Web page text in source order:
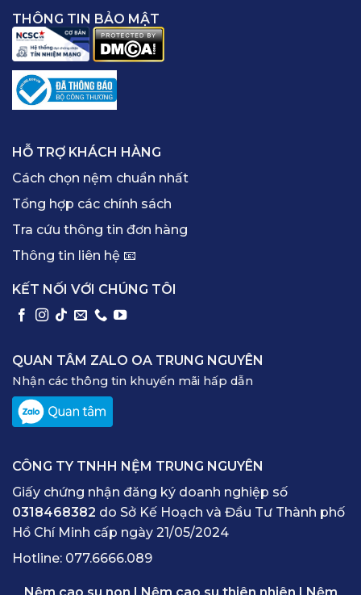
THÔNG TIN BẢO MẬT
HỖ TRỢ KHÁCH HÀNG
Cách chọn nệm chuẩn nhất
Tổng hợp các chính sách
Tra cứu thông tin đơn hàng
Thông tin liên hệ 📧
KẾT NỐI VỚI CHÚNG TÔI
QUAN TÂM ZALO OA TRUNG NGUYÊN
Nhận các thông tin khuyến mãi hấp dẫn
CÔNG TY TNHH NỆM TRUNG NGUYÊN
Giấy chứng nhận đăng ký doanh nghiệp số
0318468382 do Sở Kế Hoạch và Đầu Tư Thành phố
Hồ Chí Minh cấp ngày 21/05/2024
Hotline: 077.6666.089